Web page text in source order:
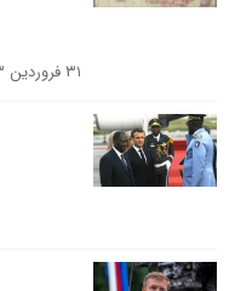
۳۱ فروردین ۱۴۰۳